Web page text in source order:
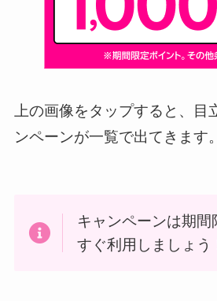
上の画像をタップすると、目
ンペーンが一覧で出てきます。
キャンペーンは期間
すぐ利用しましょう